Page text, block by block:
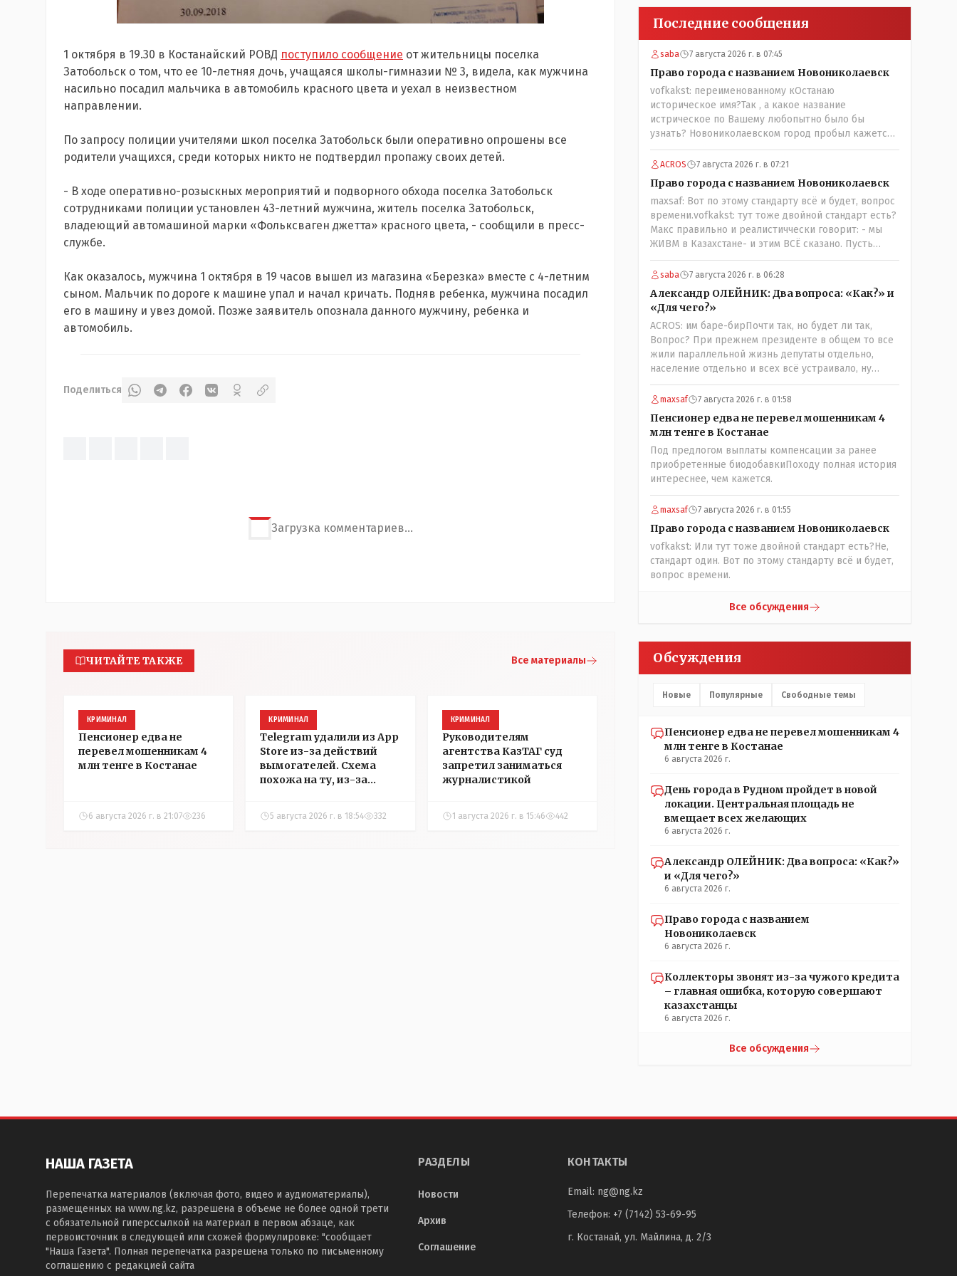
1 октября в 19.30 в Костанайский РОВД поступило сообщение от жительницы поселка
Затобольск о том, что ее 10-летняя дочь, учащаяся школы-гимназии № 3, видела, как мужчина
насильно посадил мальчика в автомобиль красного цвета и уехал в неизвестном
направлении.
По запросу полиции учителями школ поселка Затобольск были оперативно опрошены все
родители учащихся, среди которых никто не подтвердил пропажу своих детей.
- В ходе оперативно-розыскных мероприятий и подворного обхода поселка Затобольск
сотрудниками полиции установлен 43-летний мужчина, житель поселка Затобольск,
владеющий автомашиной марки «Фольксваген джетта» красного цвета, - сообщили в пресс-
службе.
Как оказалось, мужчина 1 октября в 19 часов вышел из магазина «Березка» вместе с 4-летним
сыном. Мальчик по дороге к машине упал и начал кричать. Подняв ребенка, мужчина посадил
его в машину и увез домой. Позже заявитель опознала данного мужчину, ребенка и
автомобиль.
Поделиться
Загрузка комментариев...
ЧИТАЙТЕ ТАКЖЕ Все материалы
КРИМИНАЛ
Пенсионер едва не
перевел мошенникам 4
млн тенге в Костанае
6 августа 2026 г. в 21:07 236
КРИМИНАЛ
Telegram удалили из App
Store из-за действий
вымогателей. Схема
похожа на ту, из-за
Instagram
5 августа 2026 г. в 18:54 332
КРИМИНАЛ
Руководителям
агентства КазТАГ суд
запретил заниматься
журналистикой
1 августа 2026 г. в 15:46 442
Последние сообщения
saba 7 августа 2026 г. в 07:45
Право города с названием Новониколаевск
vofkakst: переименованному кОстанаю
историческое имя?Так , а какое название
истрическое по Вашему любопытно было бы
узнать? Новониколаевском город пробыл кажется
лет 14! Всё остальное время был в русской версии
Кустанаем, теперь в казахской версии Костанай.
например Константинополь в римской версии, стал
Стамбул в турецкой, какое название здесь
историческое?
ACROS 7 августа 2026 г. в 07:21
Право города с названием Новониколаевск
maxsaf: Вот по этому стандарту всё и будет, вопрос
времени.vofkakst: тут тоже двойной стандарт есть?
Макс правильно и реалистиччески говорит: - мы
ЖИВМ в Казахстане- и этим ВСЁ сказано. Пусть
люди попробуют- вдруг получиться, хотя навряд ли,
вы же сами сказали: "....чтобы вернуть
исторические названия городам и весям...."
историческое название согласно этой же статьи :-
Цитата:..."...Комиссия утвердила новое место для
поселения ниже по Тоболу около брода,
находившегося около урочища Кустанай,
предложив назвать его Ново-Николаевским...." Так
что всё в цвет: - Кустанай - историческое название,
а Ново -Николаевск - его назвали пришлые люди.
saba 7 августа 2026 г. в 06:28
Александр ОЛЕЙНИК: Два вопроса: «Как?» и
«Для чего?»
ACROS: им баре-бирПочти так, но будет ли так,
Вопрос? При прежнем президенте в общем то все
жили параллельной жизнь депутаты отдельно,
население отдельно и всех всё устраивало, ну
кроме отдельных очень активных членов общества,
их всегда быстро выявляли и кого за границу, кого
политической жизни страны! А теперь когда власть
потихоньку забирается в карман к народу многим
уже хочется спросить у депутатов:" А народные ли
вы избранники?" Но те глухо отгородились
обезличивающей стеной партии, которую якобы мы
избрали и спросить увы не получается! Парадкс в
том что и власти это не особо нужно, когда пар
скапливается, ему требуется выход, а депутаты
были бы идеальным барашком на заклание! Но как
обычно, спешили, до конца не продумали, а тут ещё
на важных постах где думать должны были никого
не оказалось(отдыхали где то) вот так всё и
maxsaf 7 августа 2026 г. в 01:58
Пенсионер едва не перевел мошенникам 4
млн тенге в Костанае
Под предлогом выплаты компенсации за ранее
приобретенные биодобавкиПоходу полная история
интереснее, чем кажется.
maxsaf 7 августа 2026 г. в 01:55
Право города с названием Новониколаевск
vofkakst: Или тут тоже двойной стандарт есть?Не,
стандарт один. Вот по этому стандарту всё и будет,
вопрос времени.
Все обсуждения
Обсуждения
Новые Популярные Свободные темы
Пенсионер едва не перевел мошенникам 4
млн тенге в Костанае
6 августа 2026 г.
День города в Рудном пройдет в новой
локации. Центральная площадь не
вмещает всех желающих
6 августа 2026 г.
Александр ОЛЕЙНИК: Два вопроса: «Как?»
и «Для чего?»
6 августа 2026 г.
Право города с названием
Новониколаевск
6 августа 2026 г.
Коллекторы звонят из-за чужого кредита
– главная ошибка, которую совершают
казахстанцы
6 августа 2026 г.
Все обсуждения
НАША ГАЗЕТА
Перепечатка материалов (включая фото, видео и аудиоматериалы),
размещенных на www.ng.kz, разрешена в объеме не более одной трети
с обязательной гиперссылкой на материал в первом абзаце, как
первоисточник в следующей или схожей формулировке: "сообщает
"Наша Газета". Полная перепечатка разрешена только по письменному
соглашению с редакцией сайта
РАЗДЕЛЫ
Новости
Архив
Соглашение
КОНТАКТЫ
Email: ng@ng.kz
Телефон: +7 (7142) 53-69-95
г. Костанай, ул. Майлина, д. 2/3